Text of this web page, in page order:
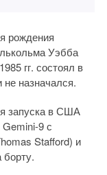
рождения
Уэбба
гг. состоял в
не назначался.
запуска в США
9 с
Stafford) и